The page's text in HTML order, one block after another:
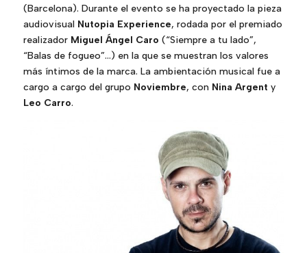
(Barcelona). Durante el evento se ha proyectado la pieza
audiovisual Nutopia Experience, rodada por el premiado
realizador Miguel Ángel Caro (“Siempre a tu lado”,
“Balas de fogueo”…) en la que se muestran los valores
más íntimos de la marca. La ambientación musical fue a
cargo a cargo del grupo Noviembre, con Nina Argent y
Leo Carro.